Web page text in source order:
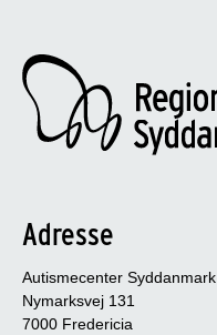
Adresse
Autismecenter Syddanmark
Nymarksvej 131
7000 Fredericia